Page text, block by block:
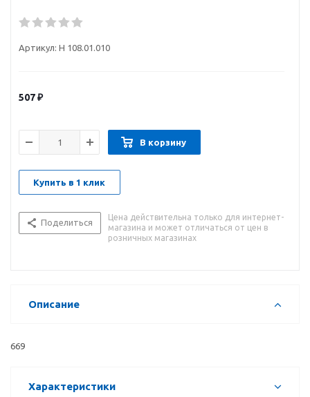
Артикул: Н 108.01.010
507₽
В корзину
Купить в 1 клик
Поделиться
Цена действительна только для интернет-
магазина и может отличаться от цен в
розничных магазинах
Описание
669
Характеристики